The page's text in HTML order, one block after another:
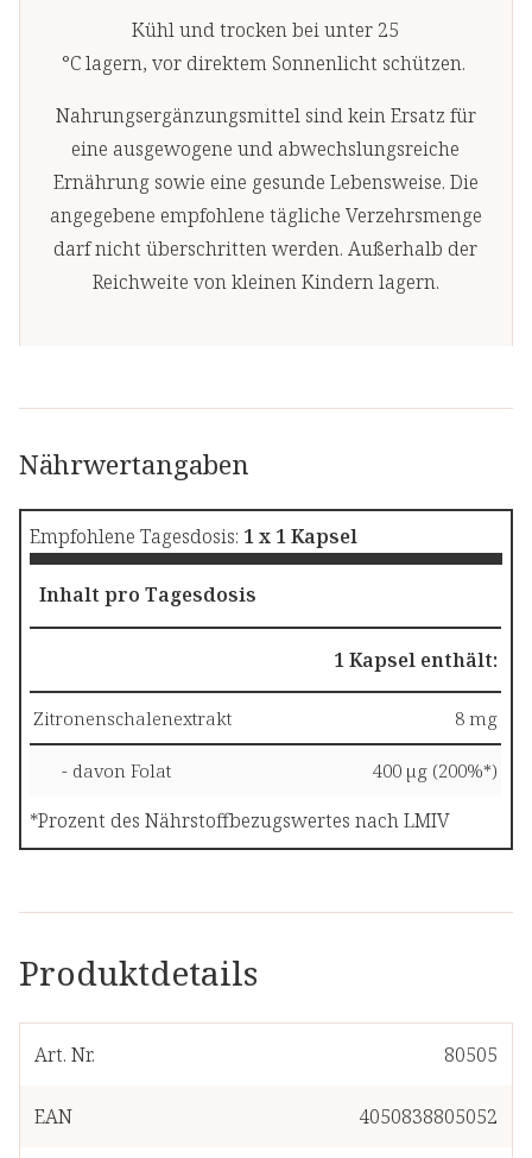
Kühl und trocken bei unter 25
°C lagern, vor direktem Sonnenlicht schützen.
Nahrungsergänzungsmittel sind kein Ersatz für
eine ausgewogene und abwechslungsreiche
Ernährung sowie eine gesunde Lebensweise. Die
angegebene empfohlene tägliche Verzehrsmenge
darf nicht überschritten werden. Außerhalb der
Reichweite von kleinen Kindern lagern.
Produktdetails
Art. Nr. 80505
EAN 4050838805052
Nährwertangaben
Empfohlene Tagesdosis: 1 x 1 Kapsel
Inhalt pro Tagesdosis
1 Kapsel enthält:
Zitronenschalenextrakt 8 mg
- davon Folat 400 µg (200%*)
*Prozent des Nährstoffbezugswertes nach LMIV